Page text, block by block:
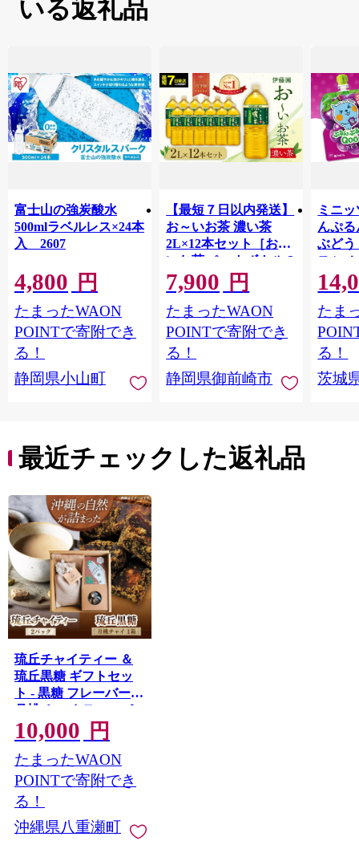
引き・棒術・エイサー・港川ハーレー」などの行事が伝
産業としては、肥沃な土壌を活かした農業が盛んで「さ
とうきび、ピーマン、レタス、ゴーヤー、オクラ、紅い
も、洋ラン、小菊、マンゴー、ドラゴンフルーツ」など
彩り鮮やかな作物が
数多く生産されており、養豚・酪農も盛んに行われてい
富です。
近年は、地ビール、泡盛、黒糖、染物、加工食品、資源
リサイクル品の生産など商工業も活気付いています。
いる返礼品
富士山の強炭酸水
500mlラベルレス×24本
入 2607
4,800 円
たまったWAON
POINTで寄附でき
る！
静岡県小山町
【最短７日以内発送】
お～いお茶 濃い茶
2L×12本セット［おー
いお茶 ペットボトル 2
リットル ケース 箱 伊
藤園 静岡］
7,900 円
たまったWAON
POINTで寄附でき
る！
静岡県御前崎市
ミニ
んぷ
ぶどう
ス |
ゼリ
ルシウ
給 コ
たま
る！
茨城
最近チェックした返礼品
琉丘チャイティー ＆
琉丘黒糖 ギフトセッ
ト - 黒糖 フレーバー
月桃チャイ ティーパ
ック 簡単 本格 スパイ
ス マサラチャイ 人気
おすすめ 無添加 自然
の恵み 贈り物 贈答品
沖縄県 八重瀬町
10,000 円
たまったWAON
POINTで寄附でき
る！
沖縄県八重瀬町